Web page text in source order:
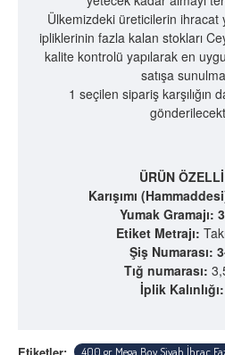
Ülkemizdeki üreticilerin ihracat
ipliklerinin fazla kalan stokları
kalite kontrolü yapılarak en
satışa
1 seçilen sipariş
ÜRÜN
Karışımı
Yumak Gramajı:
Etiket Metrajı:
Şiş Numarası:
Tığ numarası:
İplik Kalınlığı:
400 gr Mega Boy Siyah İhraç